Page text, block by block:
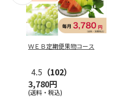
ＷＥＢ定期便果物コース
4.5 （102）
3,780円
(送料・税込)